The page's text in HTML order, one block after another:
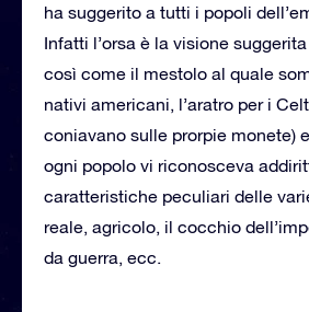
ha suggerito a tutti i popoli
Infatti l’orsa è la visione
così come il mestolo al quale
nativi americani, l’aratro per i
coniavano sulle prorpie monete)
ogni popolo vi riconosceva
caratteristiche peculiari delle
reale, agricolo, il cocchio
da guerra, ecc.